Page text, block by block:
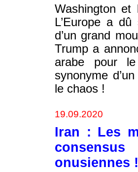
Washington et
L’Europe a
d’un grand
Trump a
arabe pour
synonyme
le chaos !
19.09.2020
Iran : Les
onusiennes !